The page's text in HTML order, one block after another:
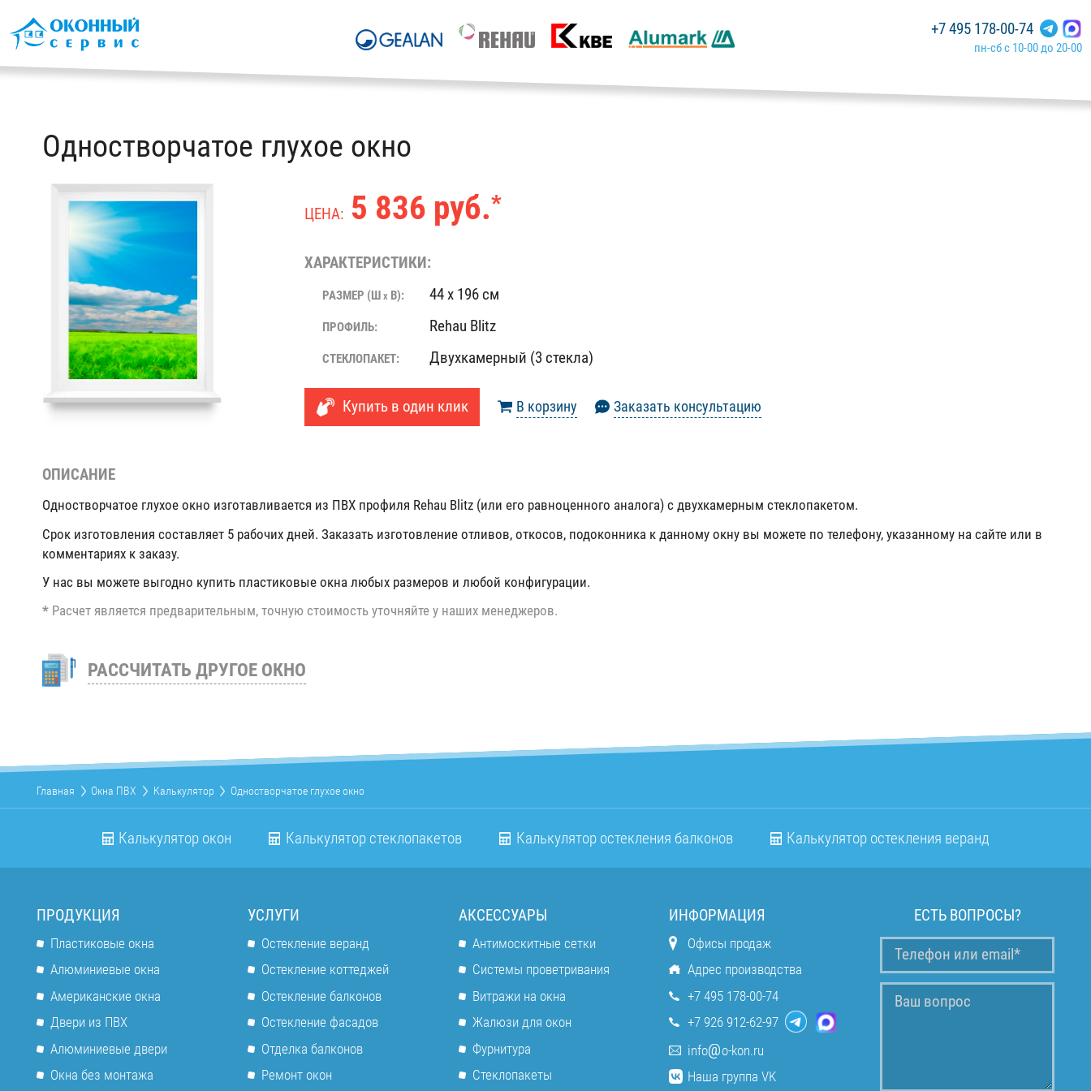
+7 495 178-00-74
пн-сб с 10-00 до 20-00
Одностворчатое глухое окно
ЦЕНА:5 836 руб.*
ХАРАКТЕРИСТИКИ:
РАЗМЕР (ШX В): 44 x 196 см
ПРОФИЛЬ: Rehau Blitz
СТЕКЛОПАКЕТ: Двухкамерный (3 стекла)
Купить в один клик В корзину Заказать консультацию
ОПИСАНИЕ
Одностворчатое глухое окно изготавливается из ПВХ профиля Rehau Blitz (или его равноценного аналога) с двухкамерным стеклопакетом.
Срок изготовления составляет 5 рабочих дней. Заказать изготовление отливов, откосов, подоконника к данному окну вы можете по телефону, указанному на сайте или в
комментариях к заказу.
У нас вы можете выгодно купить пластиковые окна любых размеров и любой конфигурации.
* Расчет является предварительным, точную стоимость уточняйте у наших менеджеров.
РАССЧИТАТЬ ДРУГОЕ ОКНО
Главная Окна ПВХ Калькулятор Одностворчатое глухое окно
Калькулятор окон Калькулятор стеклопакетов Калькулятор остекления балконов Калькулятор остекления веранд
ПРОДУКЦИЯ
Пластиковые окна
Алюминиевые окна
Американские окна
Двери из ПВХ
Алюминиевые двери
Окна без монтажа
УСЛУГИ
Остекление веранд
Остекление коттеджей
Остекление балконов
Остекление фасадов
Отделка балконов
Ремонт окон
АКСЕССУАРЫ
Антимоскитные сетки
Системы проветривания
Витражи на окна
Жалюзи для окон
Фурнитура
Стеклопакеты
ИНФОРМАЦИЯ
Офисы продаж
Адрес производства
+7 495 178-00-74
+7 926 912-62-97
info
o-kon.ru
Наша группа VK
ЕСТЬ ВОПРОСЫ?